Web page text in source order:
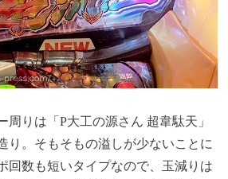
周りは「P大工の源さん 超韋駄天」
り。そもそもの溢しが少ないことに
回数も短いタイプなので、玉減りは